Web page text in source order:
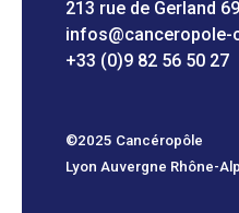
213 rue de Gerland
infos@canceropole-
+33 (0)9 82 56 50 27
©2025 Cancéropôle
Lyon Auvergne Rhône-